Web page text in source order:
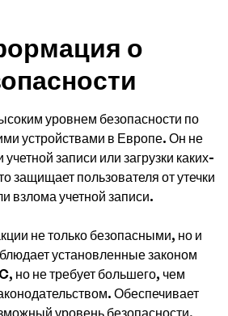
о
уровнем безопасности по
устройствами в Европе. Он не
записи или загрузки каких-
защищает пользователя от утечки
взлома учетной записи.
не только безопасными, но и
установленные законом
но не требует большего, чем
Обеспечивает
уровень безопасности,